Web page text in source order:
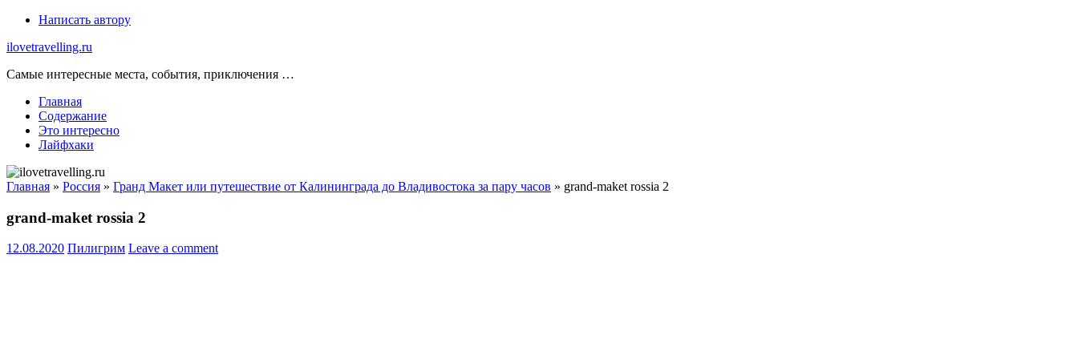
Skip
content
Написать автору
ilovetravelling.ru
Самые интересные места, события, приключения …
Главная
Содержание
Это интересно
Лайфхаки
Главная » Россия » Гранд Макет или путешествие от Калининграда до Владивостока за пару часов » grand-maket rossia 2
grand-maket rossia 2
12.08.2020 Пилигрим Leave a comment